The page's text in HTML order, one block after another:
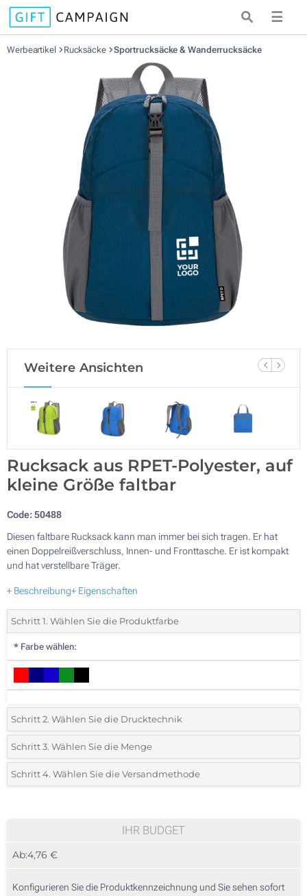
☰
Werbeartikel Rucksäcke Sportrucksäcke & Wanderrucksäcke
Weitere Ansichten
Rucksack aus RPET-Polyester, auf
kleine Größe faltbar
Code:50488
Diesen faltbare Rucksack kann man immer bei sich tragen. Er hat
einen Doppelreißverschluss, Innen- und Fronttasche. Er ist kompakt
und hat verstellbare Träger.
+ Beschreibung+ Eigenschaften
Schritt 1. Wählen Sie die Produktfarbe
* Farbe wählen:
Schritt 2. Wählen Sie die Drucktechnik
*Wählen Sie die Druck- und Farbtechniken für Ihr Logo:
1 Farbig (Auf der Vorderseite)
Schritt 3. Wählen Sie die Menge
*Bitte wählen Sie Ihre gewünschte Menge
30
Schritt 4. Wählen Sie die Versandmethode
IHR BUDGET
Ab:4,76 €
Konfigurieren Sie die Produktkennzeichnung und Sie sehen sofort